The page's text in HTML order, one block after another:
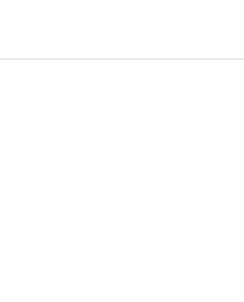
är 18 år.
rökning.
language)